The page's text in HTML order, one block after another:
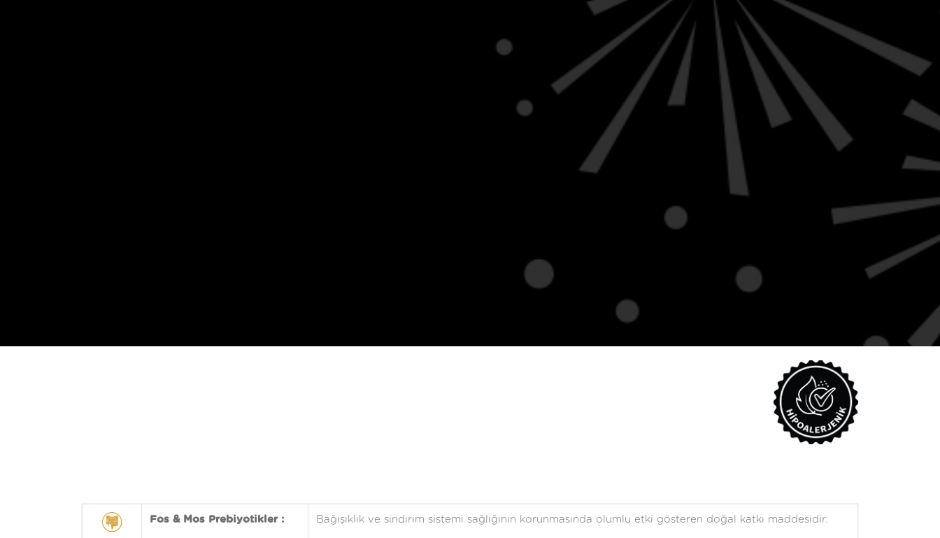
Fos & Mos Prebiyotikler : Bağışıklık ve sindirim sistemi sağlığının korunmasında olumlu etki gösteren doğal katkı maddesidir.